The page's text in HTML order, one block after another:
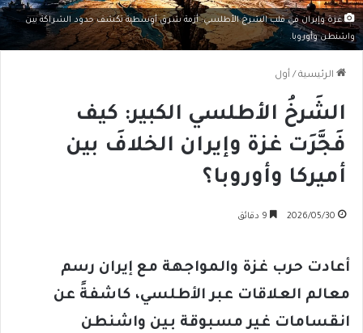
غزة وإيران في قلب الشرخ الأطلسي: أزمة شرق أوسطية تكشف حدود الشراكة بين
واشنطن وأوروبا.
الرئيسية / أول
الشَرخُ الأطلسي الكبير: كيف
فَجَّرَت غزة وإيران الخلافَ بين
أميركا وأوروبا؟
2026/05/30
أعادت حرب غزة والمواجهة مع إيران رسم
معالم العلاقات عبر الأطلسي، كاشفةً عن
انقسامات غير مسبوقة بين واشنطن